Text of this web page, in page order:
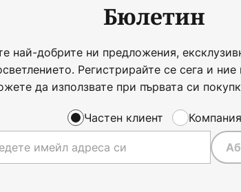
Бюлетин
най-добрите ни предложения,
Регистрирайте се сега и
да използвате при първата си
Частен клиент Компания